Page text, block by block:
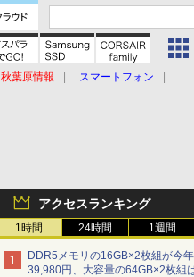
秋葉原情報
スマートフォン
アクセスランキング
1時間 24時間 1週間
DDR5メモリの16GB×2枚組が今
39,980円、大容量の64GB×2枚組